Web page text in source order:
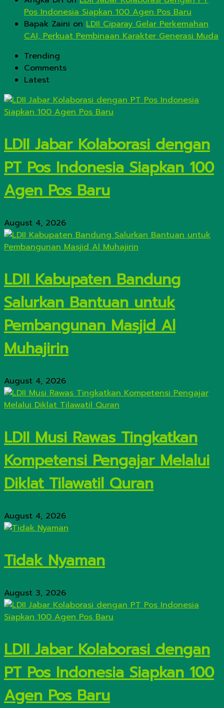
Pos Indonesia Siapkan 100 Agen Pos Baru
Bapak Zaini on LDII Ciparay Gelar Perkemahan
CAI, Perkuat Pembinaan Karakter Generasi Muda
Trending
Comments
Latest
LDII Jabar Kolaborasi dengan
PT Pos Indonesia Siapkan 100
Agen Pos Baru
August 4, 2026
LDII Kabupaten Bandung
Salurkan Bantuan untuk
Pembangunan Masjid Al
Muhajirin
August 4, 2026
LDII Musi Rawas Tingkatkan
Kompetensi Pengajar Melalui
Diklat Tilawatil Quran
August 4, 2026
Tidak Nyaman
August 3, 2026
LDII Jabar Kolaborasi dengan
PT Pos Indonesia Siapkan 100
Agen Pos Baru